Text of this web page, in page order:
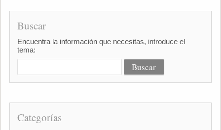
Buscar
Encuentra la información que necesitas, introduce el
tema:
Categorías